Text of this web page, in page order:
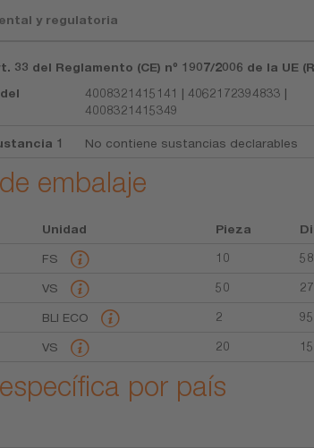
y regulatoria
del Reglamento (CE) nº 1907/2006 de la UE
4008321415141 | 4062172394833 |
4008321415349
1 No contiene sustancias declarables
embalaje
Unidad Pieza
FS 10
VS 50
BLI ECO 2
VS 20
por país